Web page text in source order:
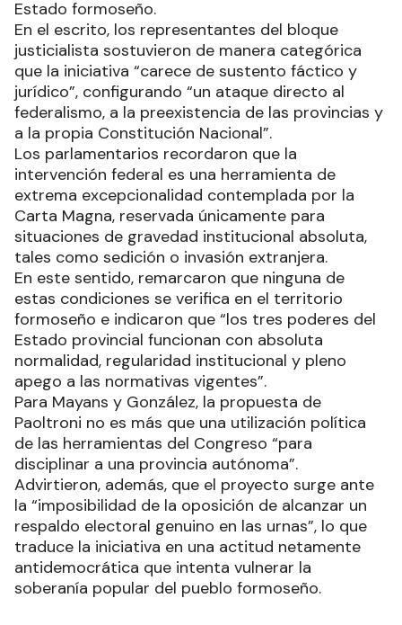
Estado formoseño.
En el escrito, los representantes del bloque
justicialista sostuvieron de manera categórica
que la iniciativa “carece de sustento fáctico y
jurídico”, configurando “un ataque directo al
federalismo, a la preexistencia de las provincias y
a la propia Constitución Nacional”.
Los parlamentarios recordaron que la
intervención federal es una herramienta de
extrema excepcionalidad contemplada por la
Carta Magna, reservada únicamente para
situaciones de gravedad institucional absoluta,
tales como sedición o invasión extranjera.
En este sentido, remarcaron que ninguna de
estas condiciones se verifica en el territorio
formoseño e indicaron que “los tres poderes del
Estado provincial funcionan con absoluta
normalidad, regularidad institucional y pleno
apego a las normativas vigentes”.
Para Mayans y González, la propuesta de
Paoltroni no es más que una utilización política
de las herramientas del Congreso “para
disciplinar a una provincia autónoma”.
Advirtieron, además, que el proyecto surge ante
la “imposibilidad de la oposición de alcanzar un
respaldo electoral genuino en las urnas”, lo que
traduce la iniciativa en una actitud netamente
antidemocrática que intenta vulnerar la
soberanía popular del pueblo formoseño.